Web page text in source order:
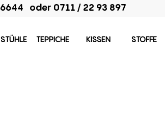
oder 0711 / 22 93 897
TEPPICHE KISSEN STOFFE